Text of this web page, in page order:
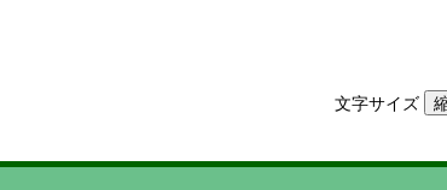
文字サイズ